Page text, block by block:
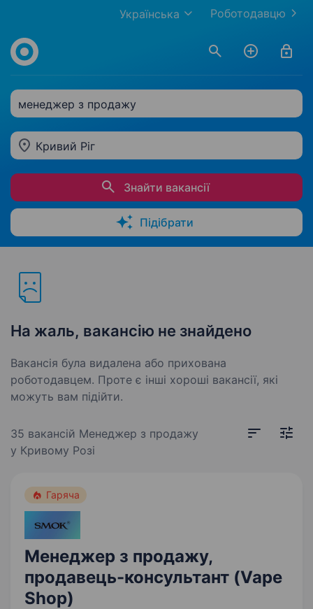
Роботодавцю
Українська
менеджер з продажу
Кривий Ріг
Знайти вакансії
Підібрати
На жаль, вакансію не знайдено
Вакансія була видалена або прихована
роботодавцем. Проте є інші хороші вакансії, які
можуть вам підійти.
35 вакансій Менеджер з продажу
у Кривому Розі
Гаряча
Менеджер з продажу,
продавець-консультант (Vape
Shop)